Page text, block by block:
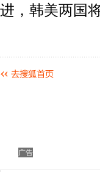
进，韩美两国
广告